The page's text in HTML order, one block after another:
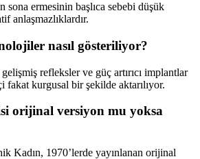
sona ermesinin başlıca sebebi düşük
anlaşmazlıklardır.
nasıl gösteriliyor?
refleksler ve güç artırıcı implantlar
kurgusal bir şekilde aktarılıyor.
orijinal versiyon mu yoksa
Kadın, 1970’lerde yayınlanan orijinal